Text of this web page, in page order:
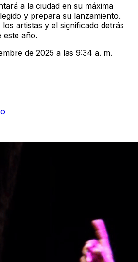
a la ciudad en su máxima
y prepara su lanzamiento.
artistas y el significado detrás
este año.
de 2025 a las 9:34 a. m.